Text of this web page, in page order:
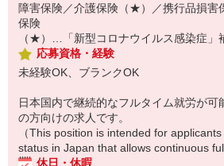
障害保険／介護保険（★）／携行品損害
保険
（★）…「新型コロナウイルス感染症」
応募資格・経験
未経験OK、ブランクOK
日本国内で継続的なフルタイム就労が可
の方向けの求人です。
（This position is intended for
status in Japan that allows continuous
休日・休暇